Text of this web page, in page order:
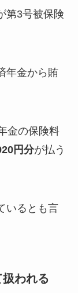
第3号被保険
年金から賄
金の保険料
円分が払う
いるとも言
われる